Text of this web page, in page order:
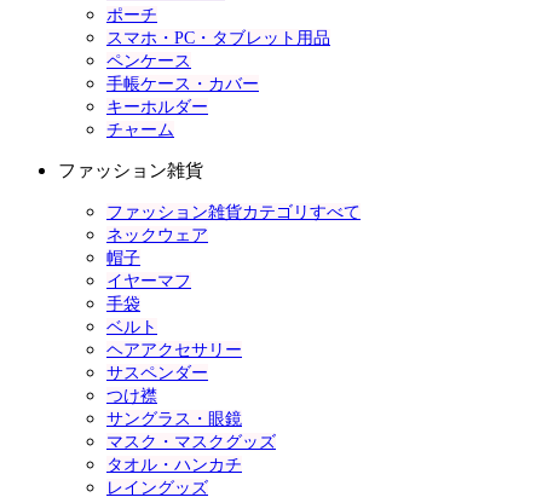
ポーチ
スマホ・PC・タブレット用品
ペンケース
手帳ケース・カバー
キーホルダー
チャーム
ファッション雑貨
ファッション雑貨カテゴリすべて
ネックウェア
帽子
イヤーマフ
手袋
ベルト
ヘアアクセサリー
サスペンダー
つけ襟
サングラス・眼鏡
マスク・マスクグッズ
タオル・ハンカチ
レイングッズ